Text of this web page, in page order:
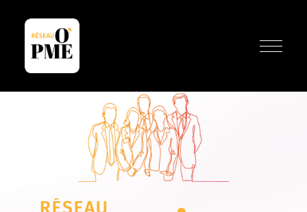
NOTRE OFFRE
VOS BESOINS
NOUS DÉCOUVRIR